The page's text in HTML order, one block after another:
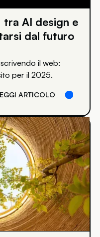
AI design e
dal futuro
il web:
per il 2025.
ARTICOLO